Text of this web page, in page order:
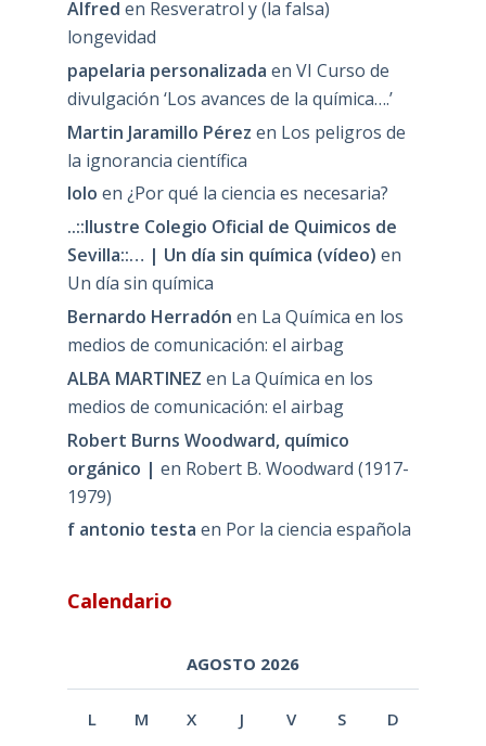
Alfred en Resveratrol y (la falsa)
longevidad
papelaria personalizada en VI Curso de
divulgación ‘Los avances de la química….’
Martin Jaramillo Pérez en Los peligros de
la ignorancia científica
lolo en ¿Por qué la ciencia es necesaria?
..::Ilustre Colegio Oficial de Quimicos de
Sevilla::… | Un día sin química (vídeo) en
Un día sin química
Bernardo Herradón en La Química en los
medios de comunicación: el airbag
ALBA MARTINEZ en La Química en los
medios de comunicación: el airbag
Robert Burns Woodward, químico
orgánico | en Robert B. Woodward (1917-
1979)
f antonio testa en Por la ciencia española
Calendario
AGOSTO 2026
L M X J V S D